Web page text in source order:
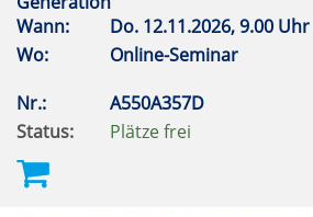
Wann:
Do. 12.11.2026, 9.00 Uhr
Wo:
Online-Seminar
Nr.:
A550A357D
Status:
Plätze frei